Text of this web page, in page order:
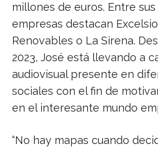
millones de euros. Entre sus
empresas destacan
Renovables o La Sirena.
2023, José está llevando a
audiovisual presente en
sociales con el fin de
en el interesante mundo
“No hay mapas cuando